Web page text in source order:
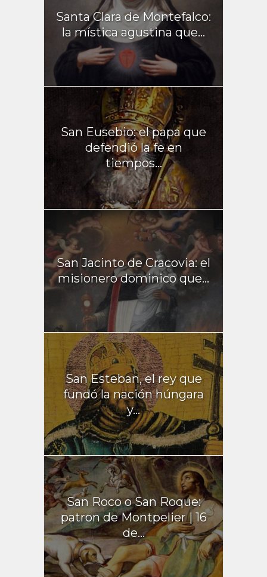
Santa Clara de Montefalco:
la mística agustina que...
San Eusebio: el papa que
defendió la fe en
tiempos...
San Jacinto de Cracovia: el
misionero dominico que...
San Esteban, el rey que
fundó la nación húngara
y...
San Roco o San Roque:
patron de Montpelier | 16
de...